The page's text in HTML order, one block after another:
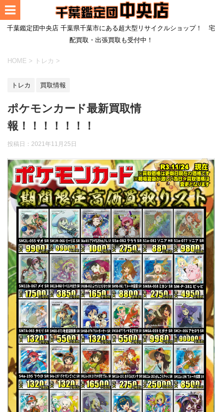
千葉鑑定団中央店 千葉県千葉市にある超大型リサイクルショップ！ 宅
配買取・出張買取も受付中！
HOME > トレカ >
トレカ 買取情報
ポケモンカード最新買取情
報！！！！！！！
投稿日： 2021年11月25日